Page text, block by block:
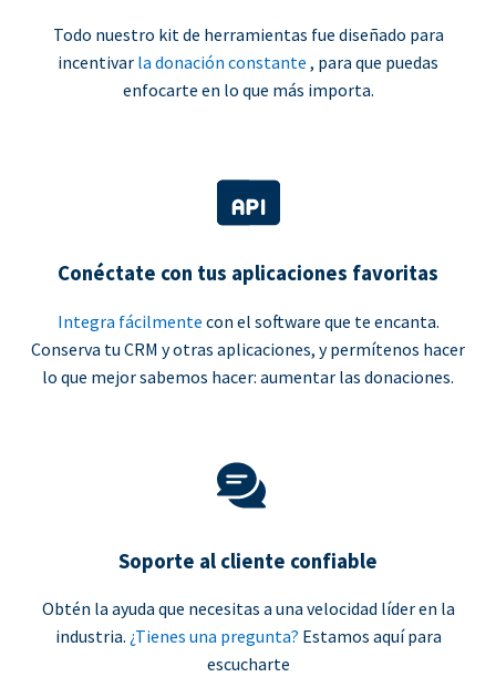
Todo nuestro kit de herramientas fue diseñado para
incentivar la donación constante , para que puedas
enfocarte en lo que más importa.
Conéctate con tus aplicaciones favoritas
Integra fácilmente con el software que te encanta.
Conserva tu CRM y otras aplicaciones, y permítenos hacer
lo que mejor sabemos hacer: aumentar las donaciones.
Soporte al cliente confiable
Obtén la ayuda que necesitas a una velocidad líder en la
industria. ¿Tienes una pregunta? Estamos aquí para
escucharte